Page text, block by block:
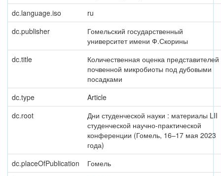
dc.language.iso
ru
dc.publisher
Гомельский государственный
университет имени Ф.Скорины
dc.title
Количественная оценка представителей
почвенной микробиоты под дубовыми
посадками
dc.type
Article
dc.root
Дни студенческой науки : материалы LII
студенческой научно-практической
конференции (Гомель, 16–17 мая 2023
года)
dc.placeOfPublication
Гомель